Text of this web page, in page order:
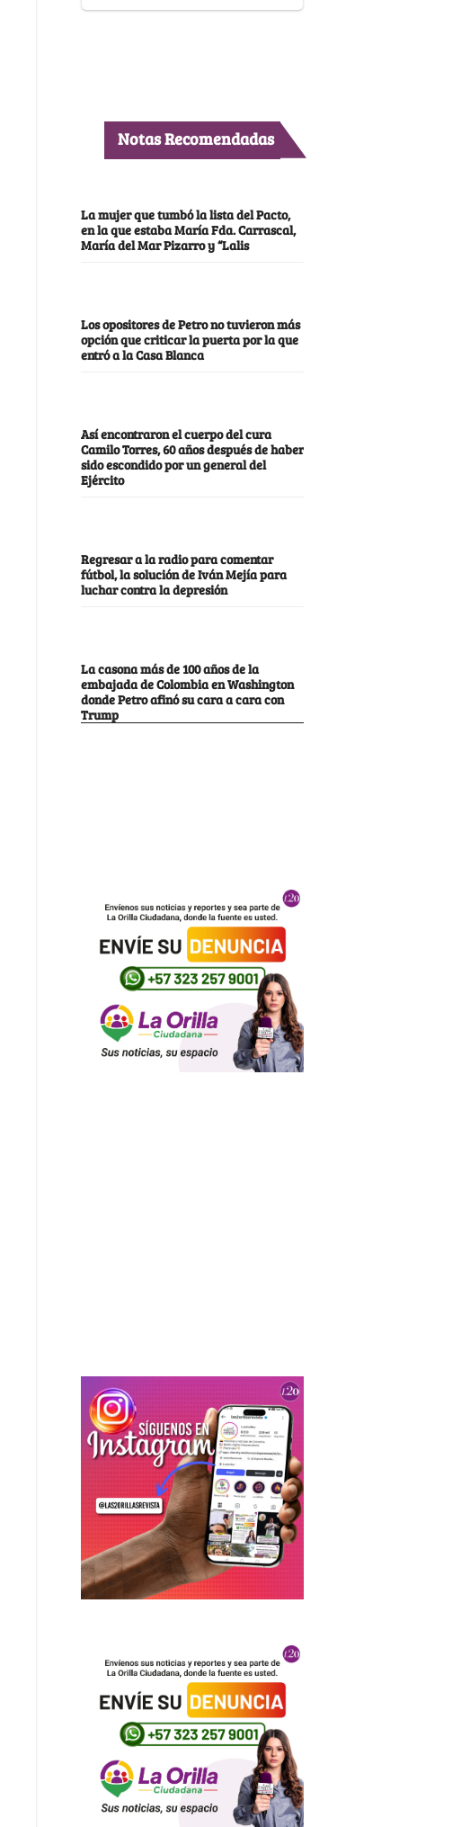
Notas Recomendadas
La mujer que tumbó la lista del Pacto,
en la que estaba María Fda. Carrascal,
María del Mar Pizarro y “Lalis
Los opositores de Petro no tuvieron más
opción que criticar la puerta por la que
entró a la Casa Blanca
Así encontraron el cuerpo del cura
Camilo Torres, 60 años después de haber
sido escondido por un general del
Ejército
Regresar a la radio para comentar
fútbol, la solución de Iván Mejía para
luchar contra la depresión
La casona más de 100 años de la
embajada de Colombia en Washington
donde Petro afinó su cara a cara con
Trump